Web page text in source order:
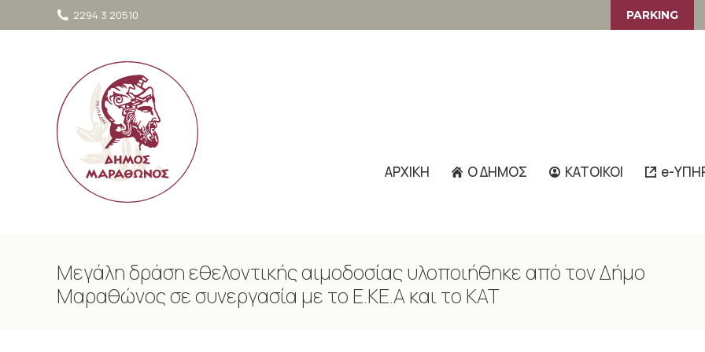
περιεχόμενο2294 3 20510 PARKING
ΑΡΧΙΚΗ Ο ΔΗΜΟΣ ΚΑΤΟΙΚΟΙ e-
Μεγάλη δράση εθελοντικής αιμοδοσίας υλοποιήθηκε από τον Δήμο
Μαραθώνος σε συνεργασία με το Ε.ΚΕ.Α και το ΚΑΤ